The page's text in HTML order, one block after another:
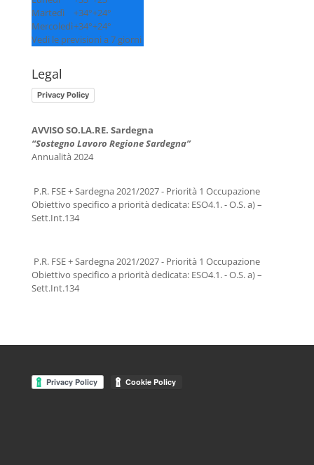
Martedì
+34°+24°
Mercoledì+34°+24°
Vedi le previsioni a 7 giorni
Legal
Privacy Policy
AVVISO SO.LA.RE. Sardegna
“Sostegno Lavoro Regione Sardegna”
Annualità 2024
P.R. FSE + Sardegna 2021/2027 - Priorità 1 Occupazione
Obiettivo specifico a priorità dedicata: ESO4.1. - O.S. a) –
Sett.Int.134
P.R. FSE + Sardegna 2021/2027 - Priorità 1 Occupazione
Obiettivo specifico a priorità dedicata: ESO4.1. - O.S. a) –
Sett.Int.134